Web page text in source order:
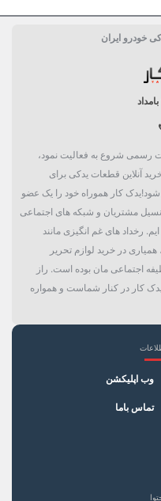
خودرو ایران
یدک کار در سال 1393 بصورت رسمی شروع به فعالیت نمود،
آنلاین قطعات یدکی برای
کار هموراه خود را یک عضو
مشتریان و شبکه های اجتماعی
رخداد های غم انگیزی مانند
در خرید لوازم تحریر
اجتماعی مان بوده است. راز
کار در کنار شماست و همواره
وب اپلیکشن
تماس باما